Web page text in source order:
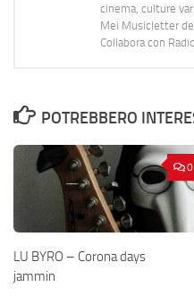
cinema, culture
Mei Musicletter
Collabora con
POTREBBERO
0
LU BYRO – Corona days
jammin